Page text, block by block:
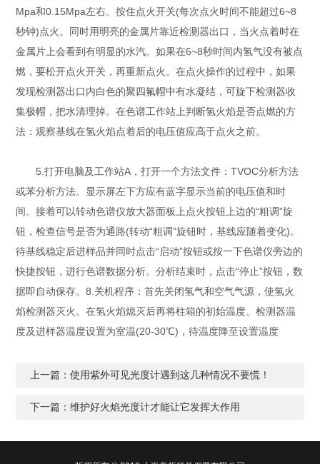
Mpa和0.15Mpa左右。按住点火开关(每次点火时间不能超过6~8
秒钟)点火。同时用明亮的金属片靠近检测器出口，当火点着时在
金属片上会看到有明显的水汽。如果在6~8秒时间内氢气没有被点
燃，要松开点火开关，再重新点火。在点火操作的过程中，如果
发现检测器出口内白色的聚四氟帽中有水凝结，可旋下检测器收
集极帽，把水清理掉。在色谱工作站上判断氢火焰是否点燃的方
法：观察基线在氢火焰点着后的电压值应高于点火之前。
5.打开电脑及工作站A，打开一个方法文件：TVOC分析方法
或苯分析方法。显示屏左下方应有蓝字显示当前的电压值和时
间。接着可以转动色谱仪放大器面板上点火按钮上边的“粗调”旋
钮，检查信号是否为通路(转动“粗调”旋钮时，基线应随着变化)。
待基线稳定后进样品并同时点击“启动”按钮或按一下色谱仪旁边的
快捷按钮，进行色谱数据分析。分析结束时，点击“停止”按钮，数
据即自动保存。8.关机程序：首先关闭氢气和空气气源，使氢火
焰检测器灭火。在氢火焰熄灭后再将柱箱的初始温度、检测器温
度及进样器温度设置为室温(20-30℃)，待温度降至设置温度
上一篇：使用紫外可见光度计遇到这几种情况不要慌！
下一篇：维护好火焰光度计才能让它发挥大作用